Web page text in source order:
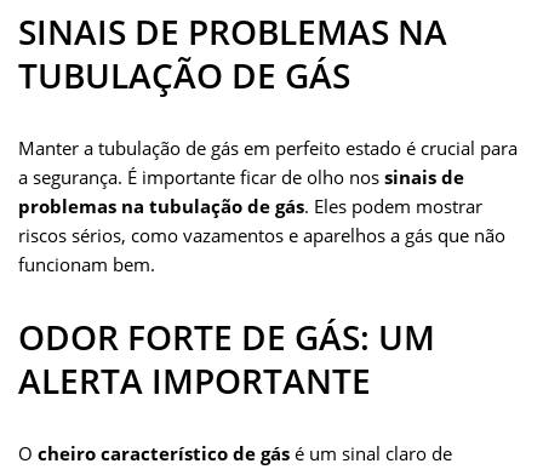
SINAIS DE PROBLEMAS NA
TUBULAÇÃO DE GÁS
Manter a tubulação de gás em perfeito estado é crucial para
a segurança. É importante ficar de olho nos sinais de
problemas na tubulação de gás. Eles podem mostrar
riscos sérios, como vazamentos e aparelhos a gás que não
funcionam bem.
ODOR FORTE DE GÁS: UM
ALERTA IMPORTANTE
O cheiro característico de gás é um sinal claro de